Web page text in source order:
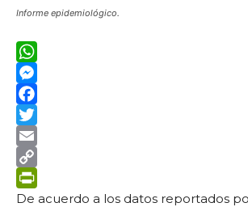
Informe epidemiológico.
WhatsApp
Messenger
Facebook
Twitter
Email
Copy
Link
PrintFriendly
De acuerdo a los datos reportados